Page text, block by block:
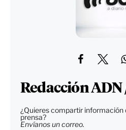
Redacción ADN
¿Quieres compartir información
prensa?
Envíanos un correo.